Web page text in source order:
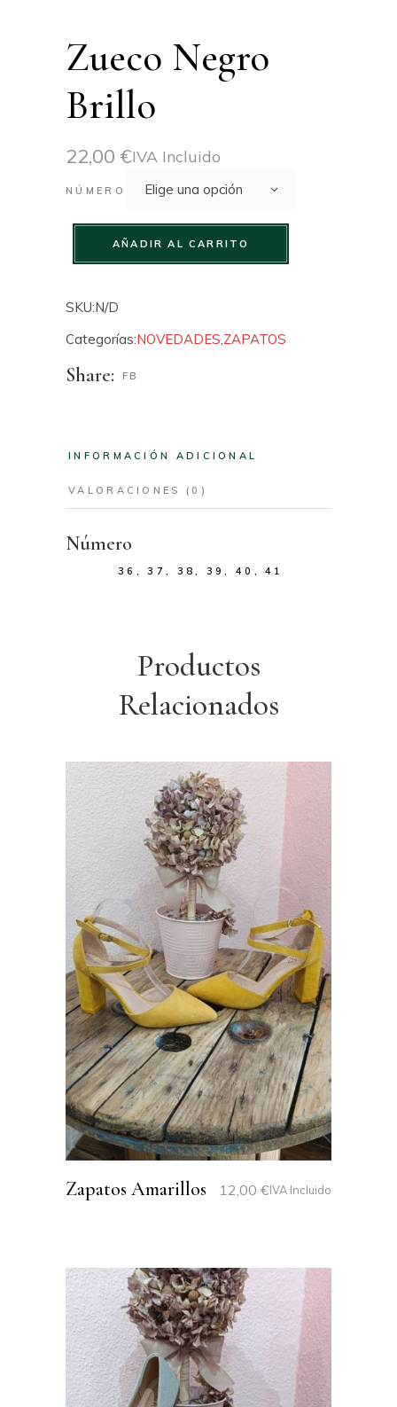
Zueco Negro
Brillo
22,00 €IVA Incluido
NÚMERO Elige una opción
Zueco Negro Brillo cantidad
AÑADIR AL CARRITO
SKU:N/D
Categorías:NOVEDADES,ZAPATOS
Share: FB
INFORMACIÓN ADICIONAL
VALORACIONES (0)
Número
36, 37, 38, 39, 40, 41
Productos
Relacionados
Zapatos Amarillos 12,00 €IVA Incluido